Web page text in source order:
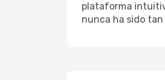
plataforma
nunca ha sido tan